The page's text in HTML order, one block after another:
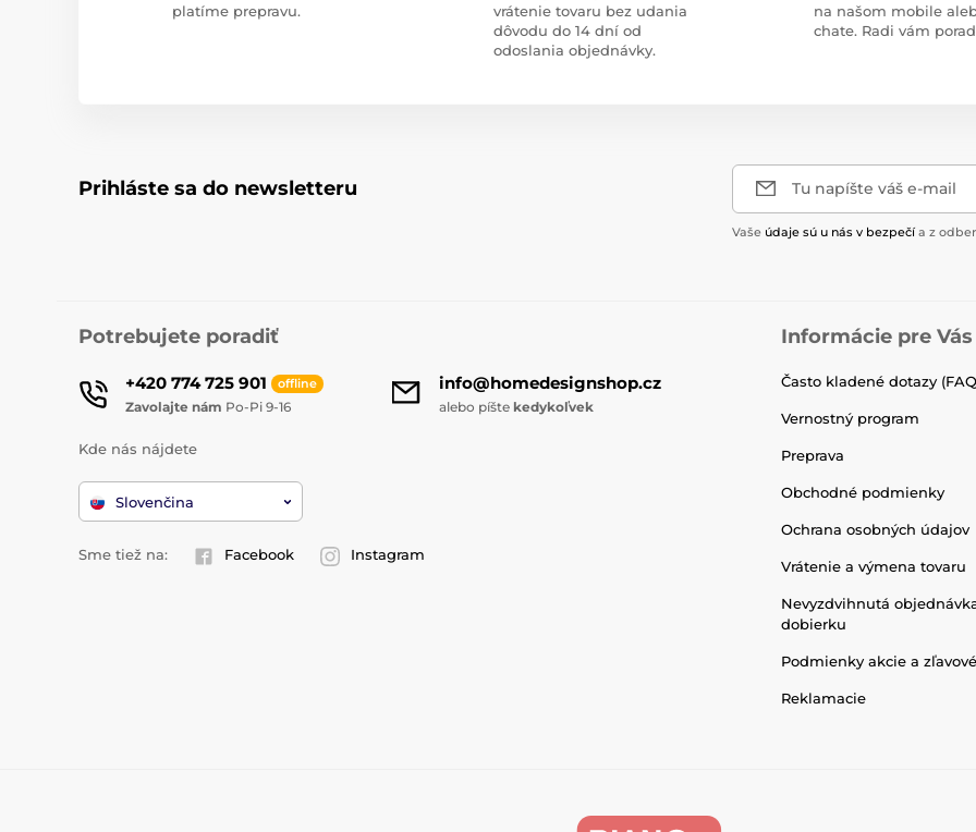
platíme prepravu.
vrátenie tovaru bez udania
dôvodu do 14 dní od
odoslania objednávky.
na našom mobile
chate. Radi vám
Prihláste sa do newsletteru Tu napíšte váš e-mail
Vaše údaje sú u nás v bezpečí a z
Potrebujete poradiť
+420 774 725 901 offline
Zavolajte nám Po-Pi 9-16
info@homedesignshop.cz
alebo píšte kedykoľvek
Kde nás nájdete
Slovenčina
Sme tiež na: Facebook Instagram
Informácie pre Vás
Často kladené dotazy
Vernostný program
Preprava
Obchodné podmienky
Ochrana osobných údajov
Vrátenie a výmena tovaru
Nevyzdvihnutá
dobierku
Podmienky akcie a
Reklamacie